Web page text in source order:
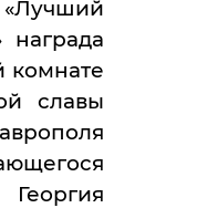
награда
комнате
славы